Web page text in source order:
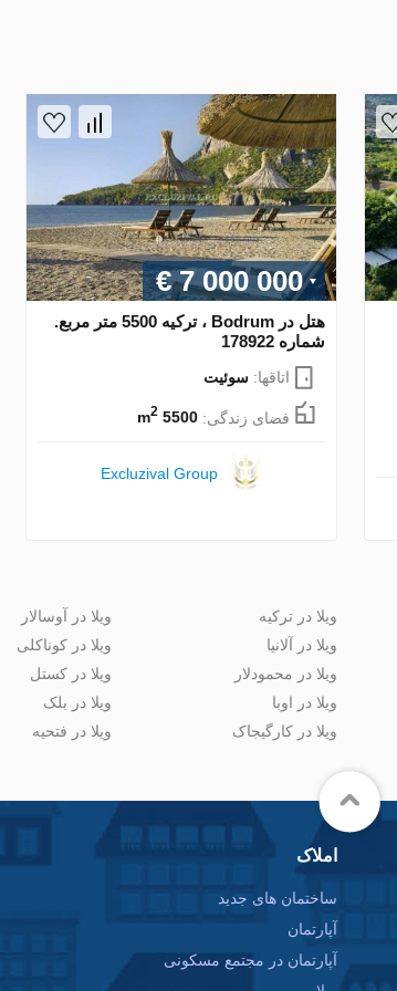
€ 7 000 000
هتل در Bodrum ، ترکیه 5500 متر مربع.
شماره 178922
اتاقها: سوئیت
فضای زندگی: 5500 m
2
Excluzival Group
ویلا در ترکیه
ویلا در آلانیا
ویلا در محمودلار
ویلا در اوبا
ویلا در کارگیجاک
ویلا در آوسالار
ویلا در کوناکلی
ویلا در کستل
ویلا در بلک
ویلا در فتحیه
املاک
ساختمان های جدید
آپارتمان
آپارتمان در مجتمع مسکونی